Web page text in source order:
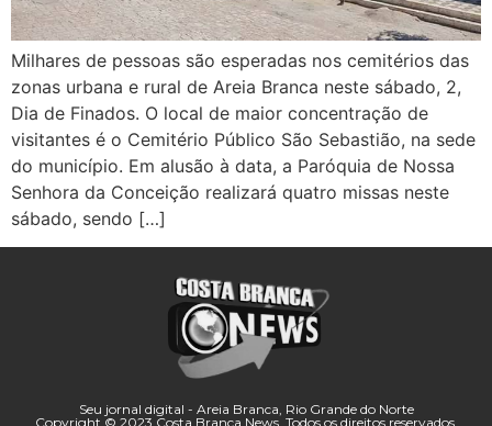
Milhares de pessoas são esperadas nos cemitérios das
zonas urbana e rural de Areia Branca neste sábado, 2,
Dia de Finados. O local de maior concentração de
visitantes é o Cemitério Público São Sebastião, na sede
do município. Em alusão à data, a Paróquia de Nossa
Senhora da Conceição realizará quatro missas neste
sábado, sendo […]
Seu jornal digital - Areia Branca, Rio Grande do Norte
Copyright © 2023 Costa Branca News. Todos os direitos reservados.